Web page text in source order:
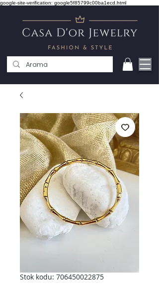
google-site-verification: google5f85799c00ba1ecd.html
Stok kodu: 706450022875